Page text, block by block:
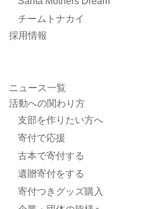
チームトナカイ
採用情報
ニュース一覧
活動への関わり方
支部を作りたい方へ
寄付で応援
古本で寄付する
遺贈寄付をする
寄付つきグッズ購入